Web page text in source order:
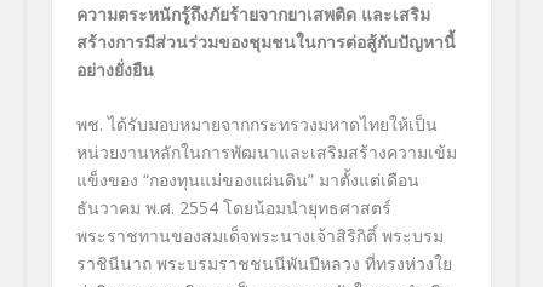
ความตระหนักรู้ถึงภัยร้ายจากยาเสพติด และเสริม
สร้างการมีส่วนร่วมของชุมชนในการต่อสู้กับปัญหานี้
อย่างยั่งยืน
พช. ได้รับมอบหมายจากกระทรวงมหาดไทยให้เป็น
หน่วยงานหลักในการพัฒนาและเสริมสร้างความเข้ม
แข็งของ “กองทุนแม่ของแผ่นดิน” มาตั้งแต่เดือน
ธันวาคม พ.ศ. 2554 โดยน้อมนำยุทธศาสตร์
พระราชทานของสมเด็จพระนางเจ้าสิริกิติ์ พระบรม
ราชินีนาถ พระบรมราชชนนีพันปีหลวง ที่ทรงห่วงใย